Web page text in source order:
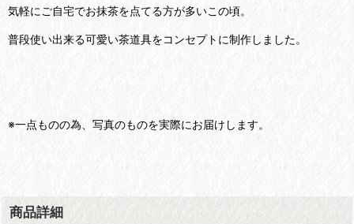
気軽にご自宅でお抹茶を点てる方が多いこの頃。
普段使い出来る可愛い茶道具をコンセプトに制作しました。
※一点ものの為、写真のものを実際にお届けします。
商品詳細